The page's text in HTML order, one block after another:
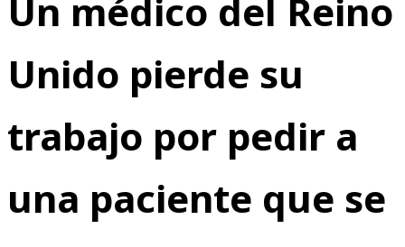
Un médico del Reino
Unido pierde su
trabajo por pedir a
una paciente que se